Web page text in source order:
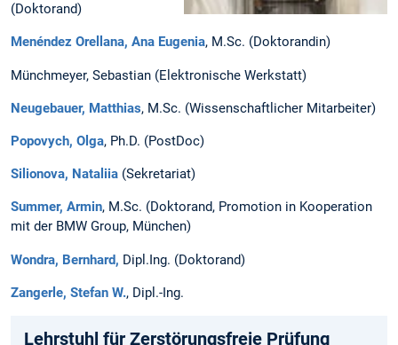
(Doktorand)
Menéndez Orellana, Ana Eugenia, M.Sc. (Doktorandin)
Münchmeyer, Sebastian (Elektronische Werkstatt)
Neugebauer, Matthias, M.Sc. (Wissenschaftlicher Mitarbeiter)
Popovych, Olga, Ph.D. (PostDoc)
Silionova, Nataliia (Sekretariat)
Summer, Armin, M.Sc. (Doktorand, Promotion in Kooperation
mit der BMW Group, München)
Wondra, Bernhard, Dipl.Ing. (Doktorand)
Zangerle, Stefan W., Dipl.-Ing.
Lehrstuhl für Zerstörungsfreie Prüfung